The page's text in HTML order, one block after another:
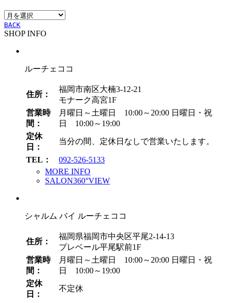
ー
ア
ー
カ
BACK
SHOP INFO
ルーチェココ
住所：
福岡市南区大楠3-12-21
モナーク高宮1F
営業時
間：
月曜日～土曜日 10:00～20:00 日曜日・祝
日 10:00～19:00
定休
日：
当分の間、定休日なしで営業いたします。
TEL：
092-526-5133
MORE INFO
SALON360°VIEW
シャルム バイ ルーチェココ
住所：
福岡県福岡市中央区平尾2-14-13
プレベール平尾駅前1F
営業時
間：
月曜日～土曜日 10:00～20:00 日曜日・祝
日 10:00～19:00
定休
日：
不定休